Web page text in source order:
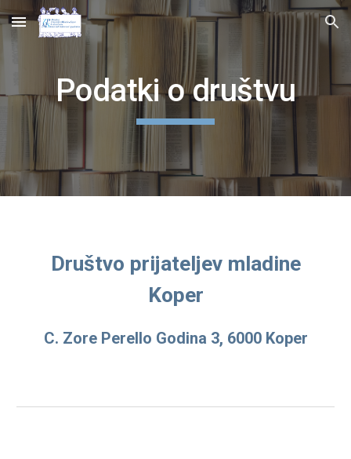
Skip to main content Skip to navigation
Podatki o društvu
Društvo prijateljev mladine
Koper
C. Zore Perello Godina 3, 6000 Koper